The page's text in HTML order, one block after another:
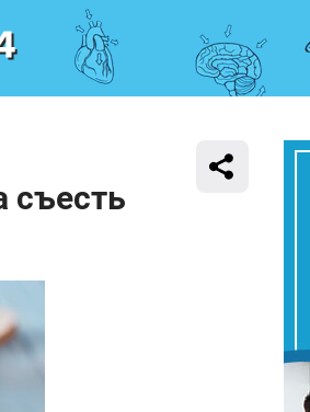
съесть